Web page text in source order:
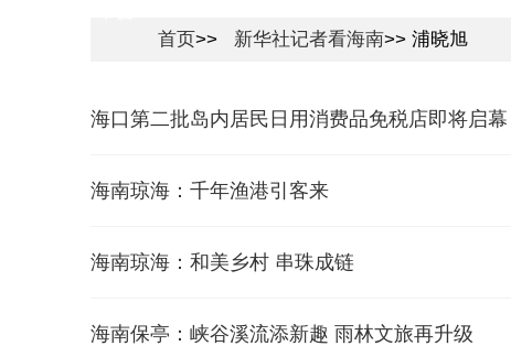
首页>> 新华社记者看海南>> 浦晓旭
海口第二批岛内居民日用消费品免税店即将启幕
海南琼海：千年渔港引客来
海南琼海：和美乡村 串珠成链
海南保亭：峡谷溪流添新趣 雨林文旅再升级